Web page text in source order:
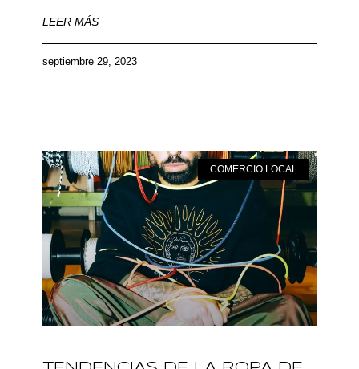
LEER MÁS
septiembre 29, 2023
COMERCIO LOCAL